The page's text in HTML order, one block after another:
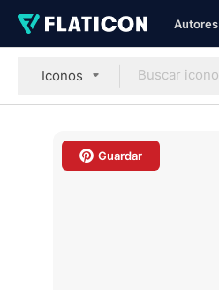
Autores
Iconos
Guardar